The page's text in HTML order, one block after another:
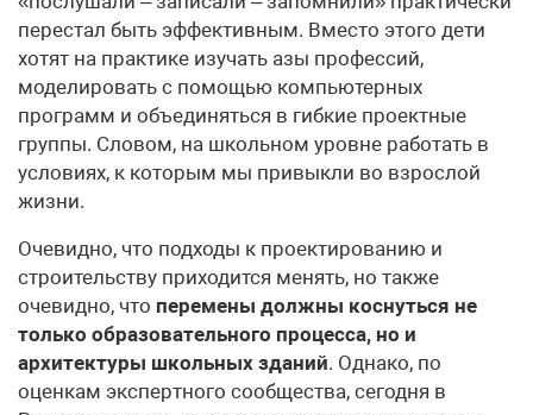
перестал быть эффективным. Вместо этого дети
хотят на практике изучать азы профессий,
моделировать с помощью компьютерных
программ и объединяться в гибкие проектные
группы. Словом, на школьном уровне работать в
условиях, к которым мы привыкли во взрослой
жизни.
Очевидно, что подходы к проектированию и
строительству приходится менять, но также
очевидно, что перемены должны коснуться не
только образовательного процесса, но и
архитектуры школьных зданий. Однако, по
оценкам экспертного сообщества, сегодня в